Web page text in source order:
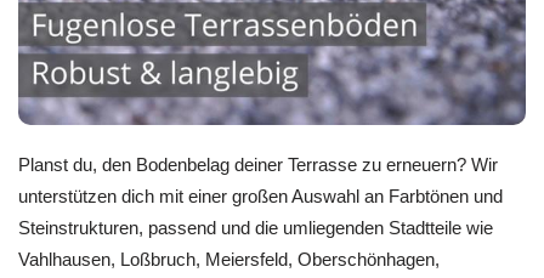
Planst du, den Bodenbelag deiner Terrasse zu erneuern? Wir
unterstützen dich mit einer großen Auswahl an Farbtönen und
Steinstrukturen, passend und die umliegenden Stadtteile wie
Vahlhausen, Loßbruch, Meiersfeld, Oberschönhagen,